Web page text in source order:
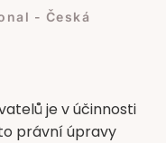
- Česká
je v účinnosti
právní úpravy